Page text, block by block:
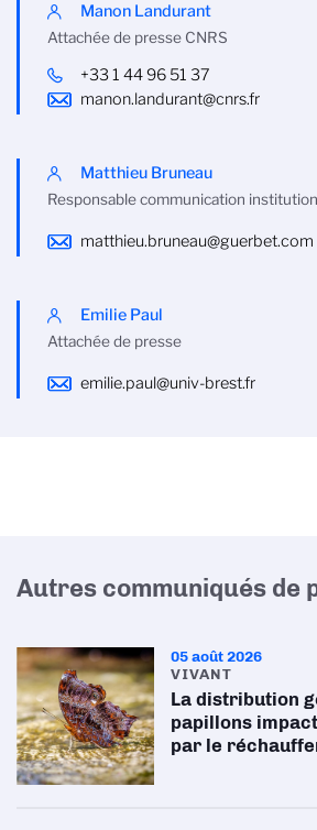
Manon Landurant
Attachée de presse CNRS
+33 1 44 96 51 37
manon.landurant@cnrs.fr
Matthieu Bruneau
Responsable communication
matthieu.bruneau@guerbet.com
Emilie Paul
Attachée de presse
emilie.paul@univ-brest.fr
Autres communiqués de
05 août 2026
VIVANT
La distribution
papillons
par le